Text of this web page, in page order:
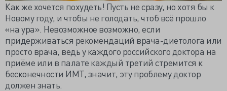
Как же хочется похудеть! Пусть не сразу, но хотя бы к
Новому году, и чтобы не голодать, чтоб всё прошло
«на ура». Невозможное возможно, если
придерживаться рекомендаций врача-диетолога или
просто врача, ведь у каждого российского доктора на
приёме или в палате каждый третий стремится к
бесконечности ИМТ, значит, эту проблему доктор
должен знать.